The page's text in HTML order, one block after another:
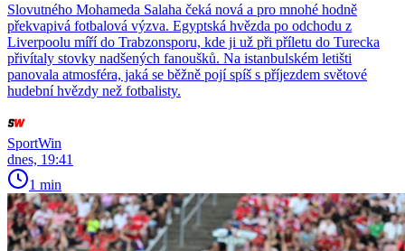
Slovutného Mohameda Salaha čeká nová a pro mnohé hodně
překvapivá fotbalová výzva. Egyptská hvězda po odchodu z
Liverpoolu míří do Trabzonsporu, kde ji už při příletu do Turecka
přivítaly stovky nadšených fanoušků. Na istanbulském letišti
panovala atmosféra, jaká se běžně pojí spíš s příjezdem světové
hudební hvězdy než fotbalisty.
SportWin
dnes, 19:41
1 min